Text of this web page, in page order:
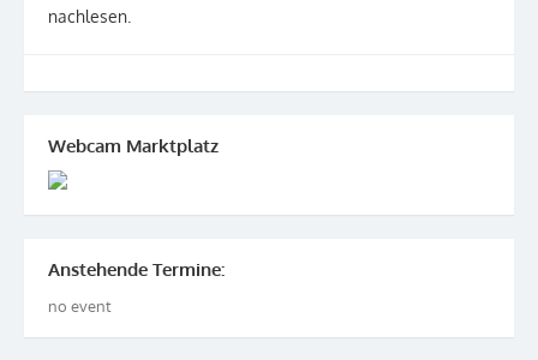
nachlesen.
Webcam Marktplatz
Anstehende Termine:
no event